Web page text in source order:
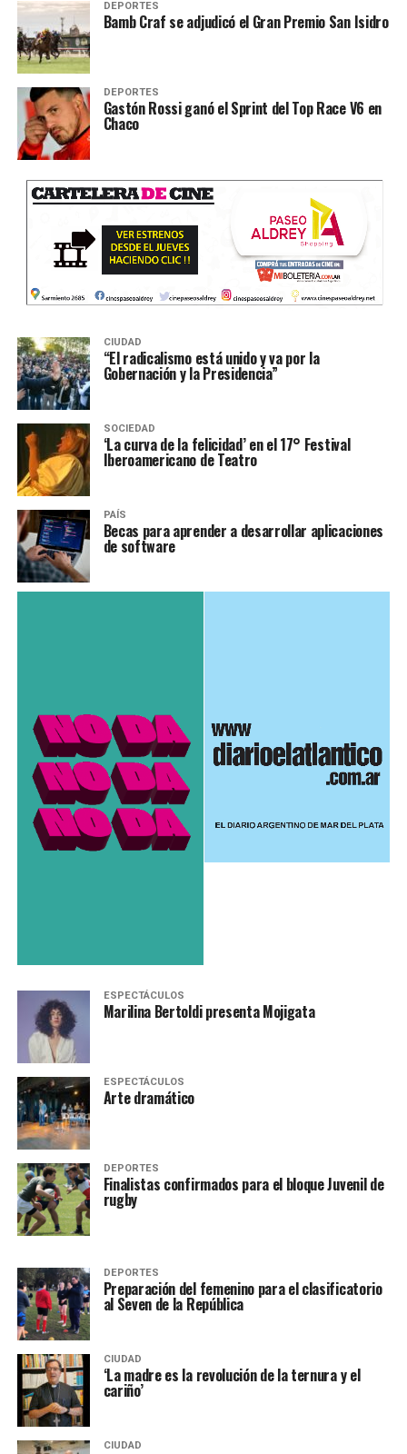
DEPORTES
Bamb Craf se adjudicó el Gran Premio San Isidro
DEPORTES
Gastón Rossi ganó el Sprint del Top Race V6 en
Chaco
CIUDAD
“El radicalismo está unido y va por la
Gobernación y la Presidencia”
SOCIEDAD
‘La curva de la felicidad’ en el 17° Festival
Iberoamericano de Teatro
PAÍS
Becas para aprender a desarrollar aplicaciones
de software
ESPECTÁCULOS
Marilina Bertoldi presenta Mojigata
ESPECTÁCULOS
Arte dramático
DEPORTES
Finalistas confirmados para el bloque Juvenil de
rugby
DEPORTES
Preparación del femenino para el clasificatorio
al Seven de la República
CIUDAD
‘La madre es la revolución de la ternura y el
cariño’
CIUDAD